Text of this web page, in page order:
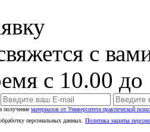
с
с 10.00
получение материалов от Университета практической
персональных данных. Политика защиты